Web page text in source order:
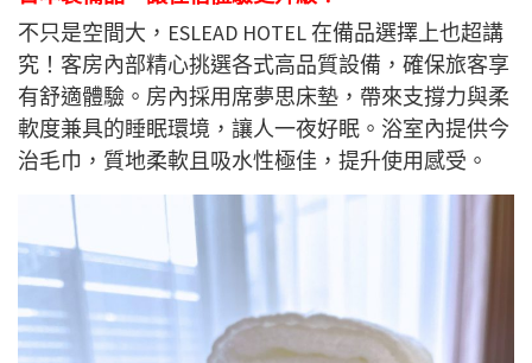
不只是空間大，ESLEAD HOTEL 在備品選擇上也超講
究！客房內部精心挑選各式高品質設備，確保旅客享
有舒適體驗。房內採用席夢思床墊，帶來支撐力與柔
軟度兼具的睡眠環境，讓人一夜好眠。浴室內提供今
治毛巾，質地柔軟且吸水性極佳，提升使用感受。